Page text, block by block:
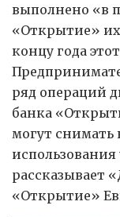
выполнено «в
«Открытие»
концу года
ряд операций
банка
могут снимать
рассказывает
«Открытие»